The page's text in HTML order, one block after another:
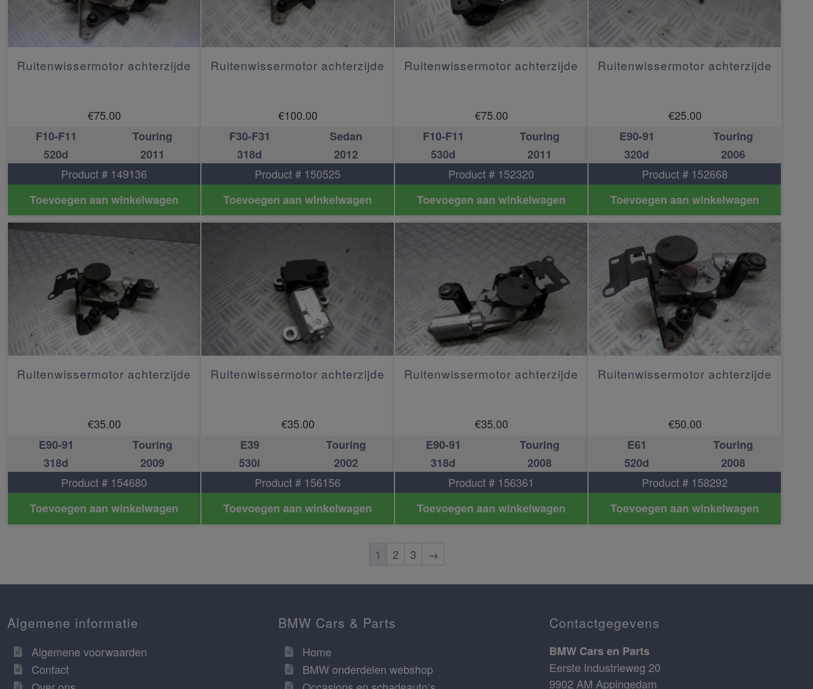
Ruitenwissermotor achterzijde
€75.00
F10-F11
Touring
520d
2011
Product # 149136
Toevoegen aan winkelwagen
Ruitenwissermotor achterzijde
€100.00
F30-F31
Sedan
318d
2012
Product # 150525
Toevoegen aan winkelwagen
Ruitenwissermotor achterzijde
€75.00
F10-F11
Touring
530d
2011
Product # 152320
Toevoegen aan winkelwagen
Ruitenwissermotor achterzijde
€25.00
E90-91
Touring
320d
2006
Product # 152668
Toevoegen aan winkelwagen
Ruitenwissermotor achterzijde
€35.00
E90-91
Touring
318d
2009
Product # 154680
Toevoegen aan winkelwagen
Ruitenwissermotor achterzijde
€35.00
E39
Touring
530i
2002
Product # 156156
Toevoegen aan winkelwagen
Ruitenwissermotor achterzijde
€35.00
E90-91
Touring
318d
2008
Product # 156361
Toevoegen aan winkelwagen
Ruitenwissermotor achterzijde
€50.00
E61
Touring
520d
2008
Product # 158292
Toevoegen aan winkelwagen
1 2 3 →
Algemene informatie
Algemene voorwaarden
Contact
BMW Cars & Parts
Home
BMW onderdelen webshop
Contactgegevens
BMW Cars en Parts
Eerste Industrieweg 20
9902 AM Appingedam